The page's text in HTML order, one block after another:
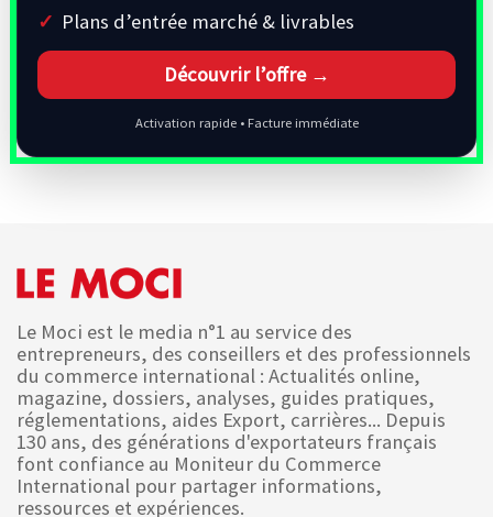
Plans d’entrée marché & livrables
Découvrir l’offre →
Activation rapide • Facture immédiate
Le Moci est le media n°1 au service des
entrepreneurs, des conseillers et des professionnels
du commerce international : Actualités online,
magazine, dossiers, analyses, guides pratiques,
réglementations, aides Export, carrières... Depuis
130 ans, des générations d'exportateurs français
font confiance au Moniteur du Commerce
International pour partager informations,
ressources et expériences.